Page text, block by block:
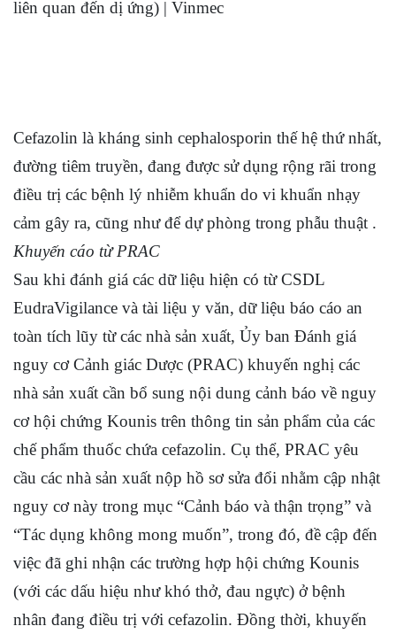
Cefazolin là kháng sinh cephalosporin thế hệ thứ nhất,
đường tiêm truyền, đang được sử dụng rộng rãi trong
điều trị các bệnh lý nhiễm khuẩn do vi khuẩn nhạy
cảm gây ra, cũng như để dự phòng trong phẫu thuật .
Khuyến cáo từ PRAC
Sau khi đánh giá các dữ liệu hiện có từ CSDL
EudraVigilance và tài liệu y văn, dữ liệu báo cáo an
toàn tích lũy từ các nhà sản xuất, Ủy ban Đánh giá
nguy cơ Cảnh giác Dược (PRAC) khuyến nghị các
nhà sản xuất cần bổ sung nội dung cảnh báo về nguy
cơ hội chứng Kounis trên thông tin sản phẩm của các
chế phẩm thuốc chứa cefazolin. Cụ thể, PRAC yêu
cầu các nhà sản xuất nộp hồ sơ sửa đổi nhằm cập nhật
nguy cơ này trong mục “Cảnh báo và thận trọng” và
“Tác dụng không mong muốn”, trong đó, đề cập đến
việc đã ghi nhận các trường hợp hội chứng Kounis
(với các dấu hiệu như khó thở, đau ngực) ở bệnh
nhân đang điều trị với cefazolin. Đồng thời, khuyến